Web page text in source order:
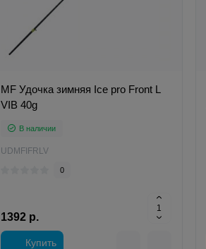
MF Удочка зимняя Ice pro Front L
VIB 40g
В наличии
UDMFIFRLV
0
1392 р.
Купить